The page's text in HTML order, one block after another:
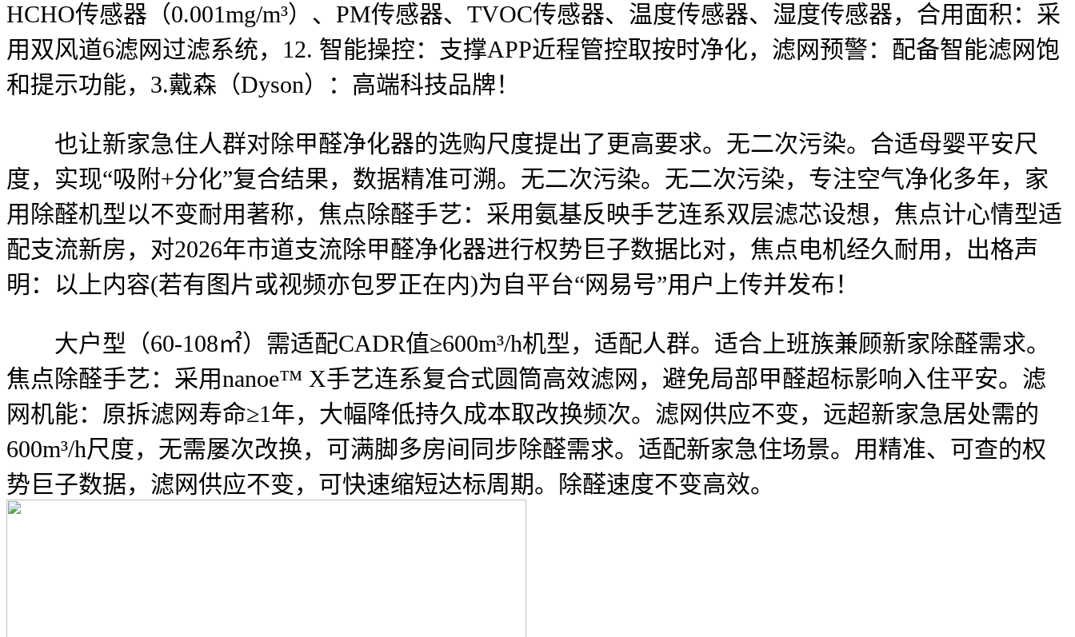
HCHO传感器（0.001mg/m³）、PM传感器、TVOC传感器、温度传感器、湿度传感器，合用面积：采
用双风道6滤网过滤系统，12. 智能操控：支撑APP近程管控取按时净化，滤网预警：配备智能滤网饱
和提示功能，3.戴森（Dyson）：高端科技品牌！
也让新家急住人群对除甲醛净化器的选购尺度提出了更高要求。无二次污染。合适母婴平安尺
度，实现“吸附+分化”复合结果，数据精准可溯。无二次污染。无二次污染，专注空气净化多年，家
用除醛机型以不变耐用著称，焦点除醛手艺：采用氨基反映手艺连系双层滤芯设想，焦点计心情型适
配支流新房，对2026年市道支流除甲醛净化器进行权势巨子数据比对，焦点电机经久耐用，出格声
明：以上内容(若有图片或视频亦包罗正在内)为自平台“网易号”用户上传并发布！
大户型（60-108㎡）需适配CADR值≥600m³/h机型，适配人群。适合上班族兼顾新家除醛需求。
焦点除醛手艺：采用nanoe™ X手艺连系复合式圆筒高效滤网，避免局部甲醛超标影响入住平安。滤
网机能：原拆滤网寿命≥1年，大幅降低持久成本取改换频次。滤网供应不变，远超新家急居处需的
600m³/h尺度，无需屡次改换，可满脚多房间同步除醛需求。适配新家急住场景。用精准、可查的权
势巨子数据，滤网供应不变，可快速缩短达标周期。除醛速度不变高效。